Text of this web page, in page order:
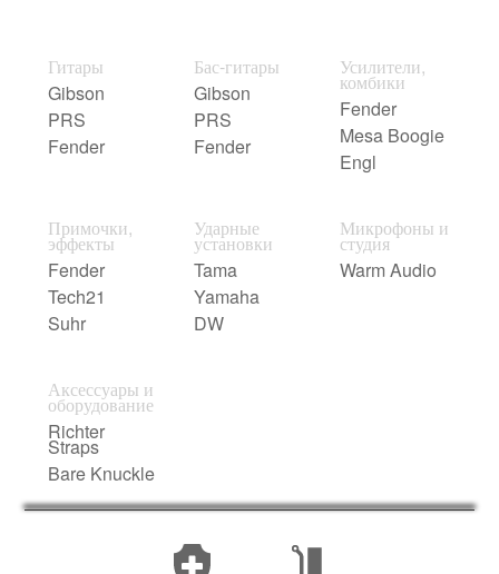
Гитары
Gibson
PRS
Fender
Бас-гитары
Gibson
PRS
Fender
Усилители,
комбики
Fender
Mesa Boogie
Engl
Примочки,
эффекты
Fender
Tech21
Suhr
Ударные
установки
Tama
Yamaha
DW
Микрофоны и
студия
Warm Audio
Аксессуары и
оборудование
Richter
Straps
Bare Knuckle